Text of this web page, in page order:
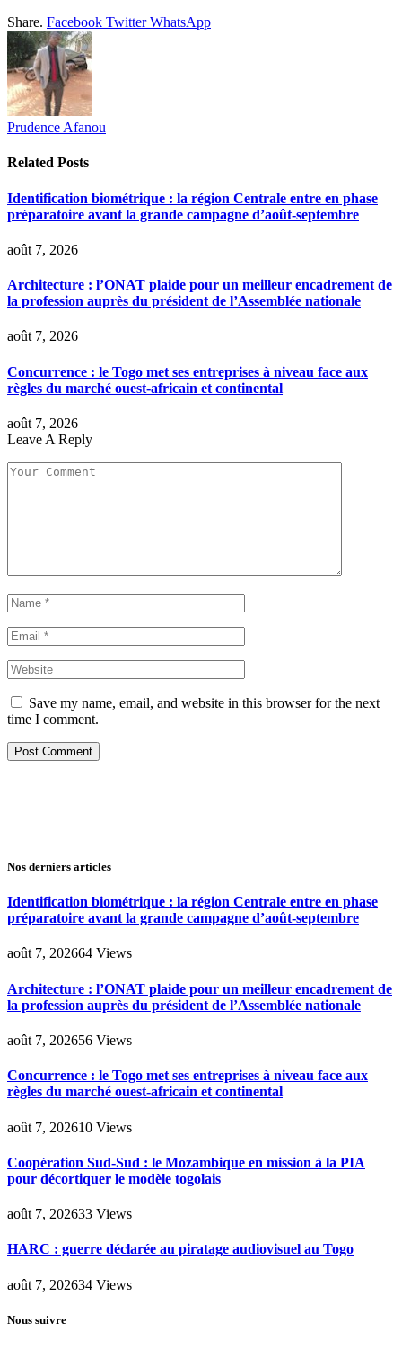
Share. Facebook Twitter WhatsApp
Prudence Afanou
Related Posts
Identification biométrique : la région Centrale entre en phase
préparatoire avant la grande campagne d’août-septembre
août 7, 2026
Architecture : l’ONAT plaide pour un meilleur encadrement de
la profession auprès du président de l’Assemblée nationale
août 7, 2026
Concurrence : le Togo met ses entreprises à niveau face aux
règles du marché ouest-africain et continental
août 7, 2026
Leave A Reply
Save my name, email, and website in this browser for the next
time I comment.
Nos derniers articles
Identification biométrique : la région Centrale entre en phase
préparatoire avant la grande campagne d’août-septembre
août 7, 202664 Views
Architecture : l’ONAT plaide pour un meilleur encadrement de
la profession auprès du président de l’Assemblée nationale
août 7, 202656 Views
Concurrence : le Togo met ses entreprises à niveau face aux
règles du marché ouest-africain et continental
août 7, 202610 Views
Coopération Sud-Sud : le Mozambique en mission à la PIA
pour décortiquer le modèle togolais
août 7, 202633 Views
HARC : guerre déclarée au piratage audiovisuel au Togo
août 7, 202634 Views
Nous suivre